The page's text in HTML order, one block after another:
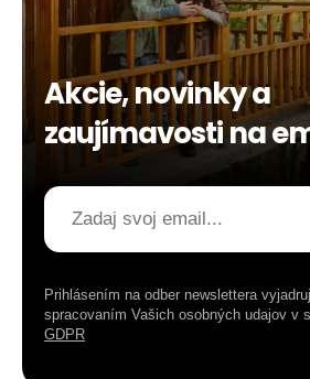
Akcie, novinky a
zaujímavosti na
Prihlásením na odber newslettera
spracovaním Vašich osobných udajov v
GDPR